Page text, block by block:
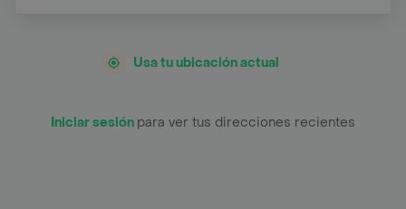
Usa tu ubicación actual
Iniciar sesión para ver tus direcciones recientes